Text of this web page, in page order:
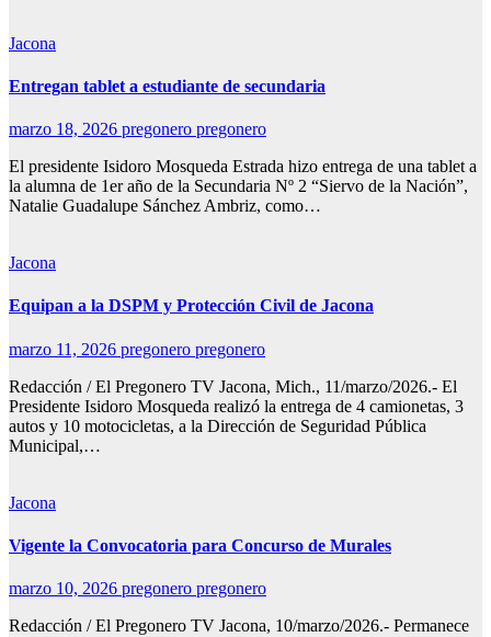
Jacona
Entregan tablet a estudiante de secundaria
marzo 18, 2026 pregonero pregonero
El presidente Isidoro Mosqueda Estrada hizo entrega de una tablet a
la alumna de 1er año de la Secundaria Nº 2 “Siervo de la Nación”,
Natalie Guadalupe Sánchez Ambriz, como…
Jacona
Equipan a la DSPM y Protección Civil de Jacona
marzo 11, 2026 pregonero pregonero
Redacción / El Pregonero TV Jacona, Mich., 11/marzo/2026.- El
Presidente Isidoro Mosqueda realizó la entrega de 4 camionetas, 3
autos y 10 motocicletas, a la Dirección de Seguridad Pública
Municipal,…
Jacona
Vigente la Convocatoria para Concurso de Murales
marzo 10, 2026 pregonero pregonero
Redacción / El Pregonero TV Jacona, 10/marzo/2026.- Permanece